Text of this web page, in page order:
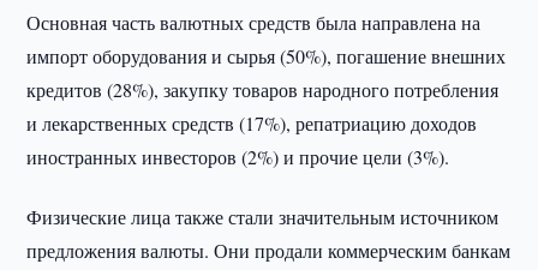
Основная часть валютных средств была направлена на
импорт оборудования и сырья (50%), погашение внешних
кредитов (28%), закупку товаров народного потребления
и лекарственных средств (17%), репатриацию доходов
иностранных инвесторов (2%) и прочие цели (3%).
Физические лица также стали значительным источником
предложения валюты. Они продали коммерческим банкам